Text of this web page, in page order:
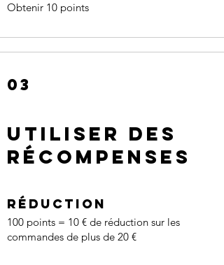
Obtenir 10 points
03
Utiliser des
récompenses
Réduction
100 points = 10 € de réduction sur les
commandes de plus de 20 €